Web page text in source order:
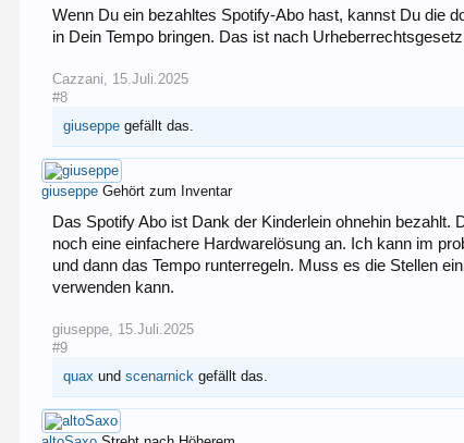
Wenn Du ein bezahltes Spotify-Abo hast, kannst Du die
in Dein Tempo bringen. Das ist nach
Cazzani
15.Juli.2025
#8
giuseppe gefällt das.
giuseppe Gehört zum Inventar
Das Spotify Abo ist Dank der Kinderlein ohnehin
noch eine einfachere Hardwarelösung an. Ich kann im
und dann das Tempo runterregeln. Muss es die Stellen
verwenden kann.
giuseppe 15.Juli.2025
#9
quax undscenarnick gefällt das.